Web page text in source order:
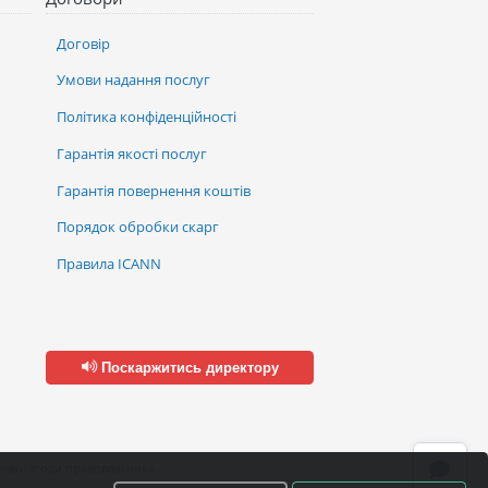
Договір
Умови надання послуг
Політика конфіденційності
Гарантія якості послуг
Гарантія повернення коштів
Порядок обробки скарг
Правила ICANN
Поскаржитись директору